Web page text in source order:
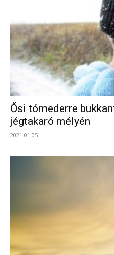
Ősi tómederre
jégtakaró mélyén
2021.01.05.